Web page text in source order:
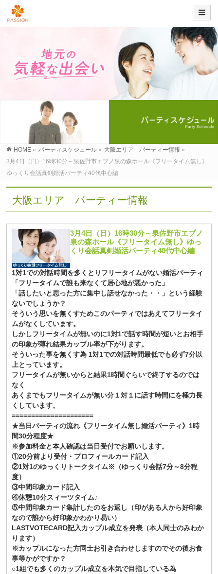
HOME » パーティスケジュール » 大阪エリア パーティー情報 »
3月4日（日）16時30分～泉佐野市エブノ泉の森ホール《フリータイム無し》
ゆっくり会話真剣婚活パーティ40代中心編
大阪エリア パーティー情報
3月4日（日）16時30分～泉佐野市エブノ
泉の森ホール《フリータイム無し》ゆっ
くり会話真剣婚活パーティ40代中心編
1対1での対話時間を多くとりフリータイムがない婚活パーティ
「フリータイムで誰も来なくて居心地が悪かった」
「話したいと思った方に集中し話せなかった・・」という経験
ないでしょうか？
そういう思いを無くすためこのパーティではあえてフリータイ
ムがなくしています。
しかしフリータイムが無いのに1対1で話す時間が短いとお相手
の印象が薄れ結果カップル率が下がります。
そういった事を無くす為 1対1での対話時間最低でも必ず7分以
上とっています。
フリータイムが無いからと結果1時間ぐらいで終了するのでは
なく
あくまでもフリータイムが無い分１対１に話す時間にを極力長
くしています。
=====================
★当日パーティの流れ《フリータイム無し婚活パーティ》1時
間30分程度★
※参加料金と本人確認は当日受付でお願いします。
①20分前より受付・プロフィールカード記入
②1対1のゆっくりトークタイム※（ゆっくり会話7分～8分程
度）
③中間印象カード記入
④休憩10分スィーツタイム♪
⑤中間印象カード集計したのをお返し（印がある人から好印象
なので誰から好印象かわかり易い）
LASTVOTECARD記入カップル成立を発表（本人同士のみわか
ります）
※カップルになった方同士お引き合わせしますのでその後お食
事等かがですか？
○1組でも多くのカップル成立を本気で目指している為